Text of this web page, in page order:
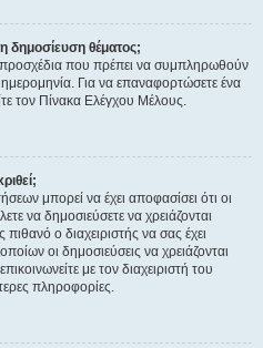
δημοσίευση θέματος;
που πρέπει να συμπληρωθούν
Για να επαναφορτώσετε ένα
τον Πίνακα Ελέγχου Μέλους.
μπορεί να έχει αποφασίσει ότι οι
να δημοσιεύσετε να χρειάζονται
ο διαχειριστής να σας έχει
οι δημοσιεύσεις να χρειάζονται
με τον διαχειριστή του
πληροφορίες.